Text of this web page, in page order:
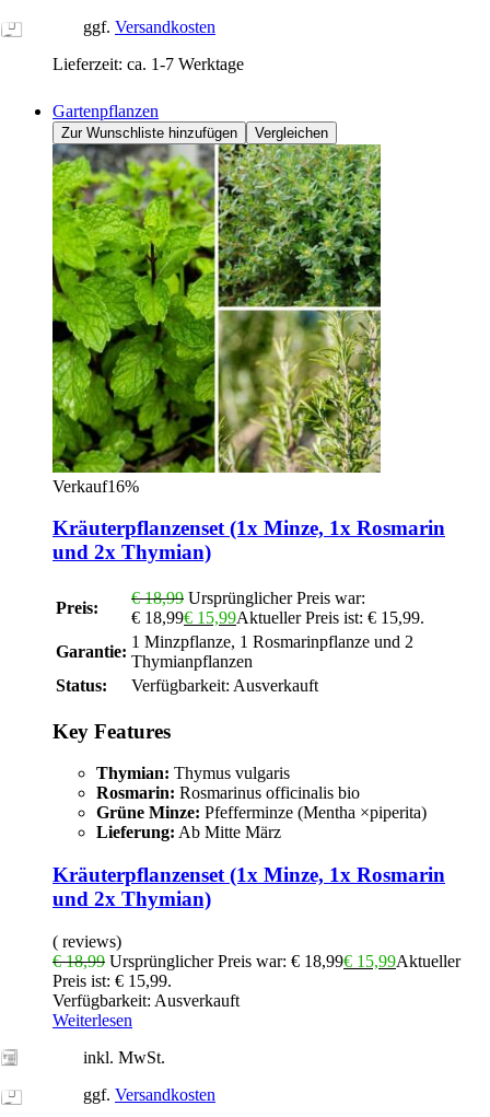
ggf. Versandkosten
Lieferzeit: ca. 1-7 Werktage
Gartenpflanzen
Zur Wunschliste hinzufügen Vergleichen
Verkauf16%
Kräuterpflanzenset (1x Minze, 1x Rosmarin
und 2x Thymian)
Preis:
€18,99 Ursprünglicher Preis war:
€ 18,99€ 15,99Aktueller Preis ist: € 15,99.
Garantie:
1 Minzpflanze, 1 Rosmarinpflanze und 2
Thymianpflanzen
Status:
Verfügbarkeit: Ausverkauft
Key Features
Thymian: Thymus vulgaris
Rosmarin: Rosmarinus officinalis bio
Grüne Minze: Pfefferminze (Mentha ×piperita)
Lieferung: Ab Mitte März
Kräuterpflanzenset (1x Minze, 1x Rosmarin
und 2x Thymian)
( reviews)
€18,99 Ursprünglicher Preis war: € 18,99€ 15,99Aktueller
Preis ist: € 15,99.
Verfügbarkeit: Ausverkauft
Weiterlesen
inkl. MwSt.
ggf. Versandkosten